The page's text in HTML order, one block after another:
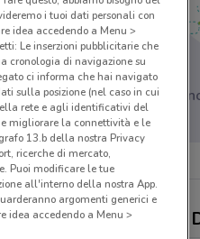
Non ci
Eletto Prodotto
i tuoi dati personali con
idea accedendo a Menu >
Le inserzioni pubblicitarie che
cronologia di navigazione su
ci informa che hai navigato
sulla posizione (nel caso in cui
rete e agli identificativi del
e migliorare la connettività e le
13.b della nostra Privacy
ricerche di mercato,
Puoi modificare le tue
all'interno della nostra App.
argomenti generici e
idea accedendo a Menu >